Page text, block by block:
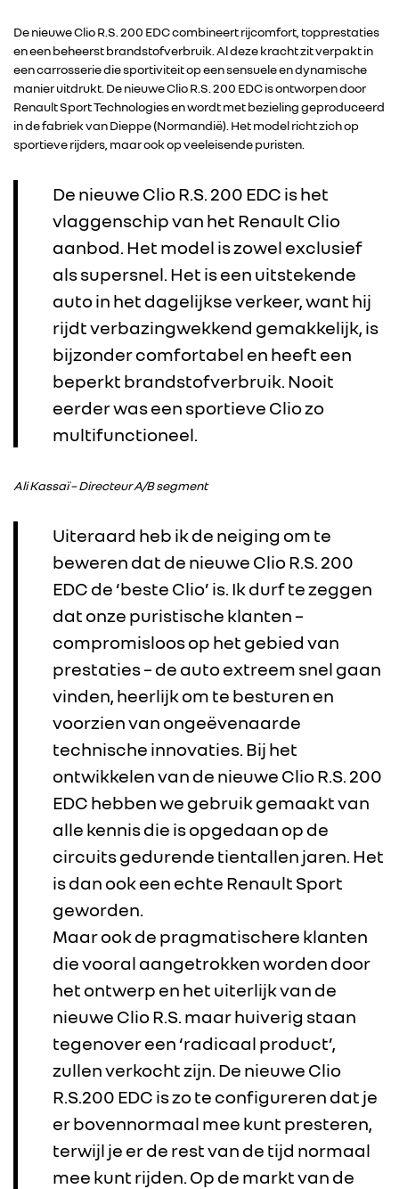
DACIA
ALPINE
ALLIANCE
FOTO’S & VIDEO’S
IN DE MEDIA
CONTACT
De nieuwe Clio R.S. 200 EDC combineert rijcomfort, topprestaties
en een beheerst brandstofverbruik. Al deze kracht zit verpakt in
een carrosserie die sportiviteit op een sensuele en dynamische
manier uitdrukt. De nieuwe Clio R.S. 200 EDC is ontworpen door
Renault Sport Technologies en wordt met bezieling geproduceerd
in de fabriek van Dieppe (Normandië). Het model richt zich op
sportieve rijders, maar ook op veeleisende puristen.
De nieuwe Clio R.S. 200 EDC is het
vlaggenschip van het Renault Clio
aanbod. Het model is zowel exclusief
als supersnel. Het is een uitstekende
auto in het dagelijkse verkeer, want hij
rijdt verbazingwekkend gemakkelijk, is
bijzonder comfortabel en heeft een
beperkt brandstofverbruik. Nooit
eerder was een sportieve Clio zo
multifunctioneel.
Ali Kassaï – Directeur A/B segment
Uiteraard heb ik de neiging om te
beweren dat de nieuwe Clio R.S. 200
EDC de ‘beste Clio’ is. Ik durf te zeggen
dat onze puristische klanten –
compromisloos op het gebied van
prestaties – de auto extreem snel gaan
vinden, heerlijk om te besturen en
voorzien van ongeëvenaarde
technische innovaties. Bij het
ontwikkelen van de nieuwe Clio R.S. 200
EDC hebben we gebruik gemaakt van
alle kennis die is opgedaan op de
circuits gedurende tientallen jaren. Het
is dan ook een echte Renault Sport
geworden.
Maar ook de pragmatischere klanten
die vooral aangetrokken worden door
het ontwerp en het uiterlijk van de
nieuwe Clio R.S. maar huiverig staan
tegenover een ‘radicaal product’,
zullen verkocht zijn. De nieuwe Clio
R.S.200 EDC is zo te configureren dat je
er bovennormaal mee kunt presteren,
terwijl je er de rest van de tijd normaal
mee kunt rijden. Op de markt van de